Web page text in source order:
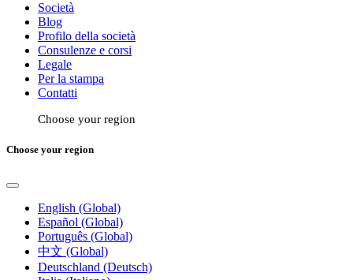
Società
Blog
Profilo della società
Consulenze e corsi
Legale
Per la stampa
Contatti
Choose your region
Choose your region
English (Global)
Español (Global)
Português (Global)
中文 (Global)
Deutschland (Deutsch)